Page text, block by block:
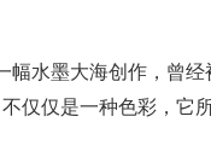
水墨大海创作，曾
仅仅是一种色彩，它